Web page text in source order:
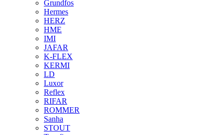
Grundfos
Hermes
HERZ
HME
IMI
JAFAR
K-FLEX
KERMI
LD
Luxor
Reflex
RIFAR
ROMMER
Sanha
STOUT